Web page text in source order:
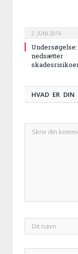
2. JUNI 2016
nedsætter
HVAD ER DIN